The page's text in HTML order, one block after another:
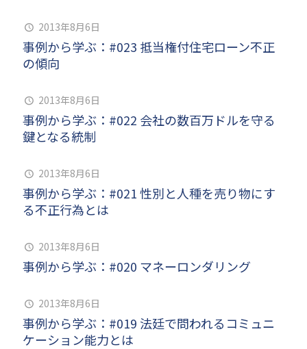
2013年8月6日
事例から学ぶ：#023 抵当権付住宅ローン不正
の傾向
2013年8月6日
事例から学ぶ：#022 会社の数百万ドルを守る
鍵となる統制
2013年8月6日
事例から学ぶ：#021 性別と人種を売り物にす
る不正行為とは
2013年8月6日
事例から学ぶ：#020 マネーロンダリング
2013年8月6日
事例から学ぶ：#019 法廷で問われるコミュニ
ケーション能力とは